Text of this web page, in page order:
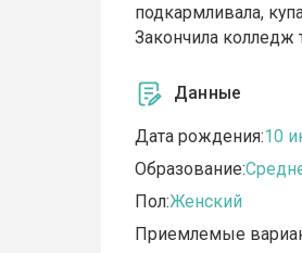
подкармливала,
Закончила колледж
Данные
Дата рождения:10
Образование:
Пол:Женский
Приемлемые